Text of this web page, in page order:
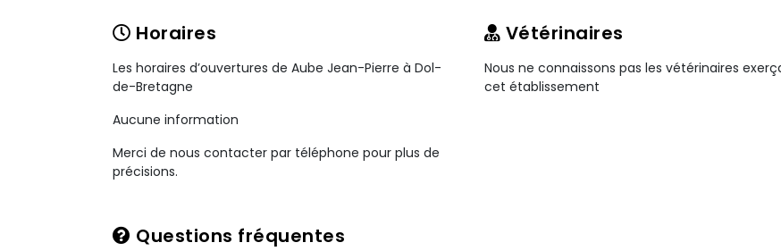
Horaires
Les horaires d’ouvertures de Aube Jean-Pierre à Dol-
de-Bretagne
Aucune information
Merci de nous contacter par téléphone pour plus de
précisions.
Vétérinaires
Nous ne connaissons pas les vétérinaires
cet établissement
Questions fréquentes